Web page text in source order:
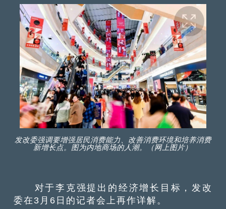
发改委强调要增强居民消费能力、改善消费环境和培养消费
新增长点。图为内地商场的人潮。（网上图片）
对于李克强提出的经济增长目标，发改
委在3月6日的记者会上再作详解。